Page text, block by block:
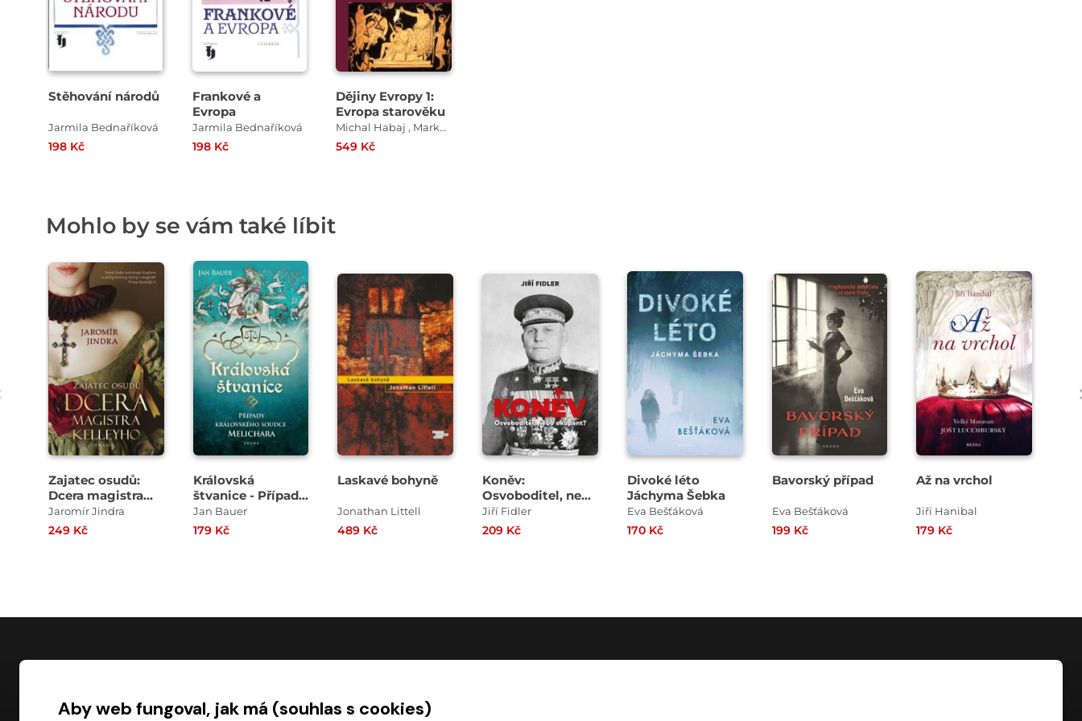
Stěhování národů
Jarmila Bednaříková
198 Kč
Frankové a
Evropa
Jarmila Bednaříková
198 Kč
Dějiny Evropy 1:
Evropa starověku
Michal Habaj , Markéta Melounová PhD. , Jarmila Bednaříková
549 Kč
Mohlo by se vám také líbit
Zajatec osudů:
Dcera magistra
Kelleyho
Jaromír Jindra
249 Kč
Královská
štvanice - Případy
královského
soudce Melichara
Jan Bauer
179 Kč
Laskavé bohyně
Jonathan Littell
489 Kč
Koněv:
Osvoboditel, nebo
okupant?
Jiří Fidler
209 Kč
Divoké léto
Jáchyma Šebka
Eva Bešťáková
170 Kč
Bavorský případ
Eva Bešťáková
199 Kč
Až na vrchol
Jiří Hanibal
179 Kč
Aby web fungoval, jak má (souhlas s cookies)